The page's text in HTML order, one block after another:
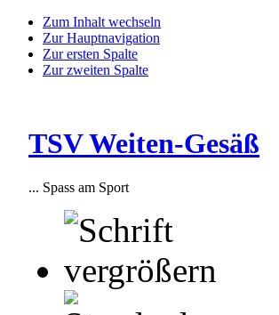
Zum Inhalt wechseln
Zur Hauptnavigation
Zur ersten Spalte
Zur zweiten Spalte
TSV Weiten-Gesäß
... Spass am Sport